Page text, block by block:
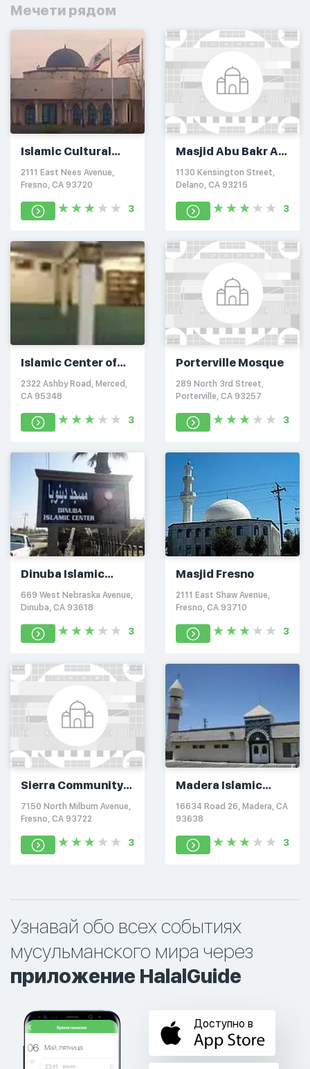
Мечети рядом
Islamic Cultural
Center of Fresno
2111 East Nees Avenue,
Fresno, CA 93720
3
Masjid Abu Bakr Al-
Siddiq
1130 Kensington Street,
Delano, CA 93215
3
Islamic Center of
Merced
2322 Ashby Road, Merced,
CA 95348
3
Porterville Mosque
289 North 3rd Street,
Porterville, CA 93257
3
Dinuba Islamic
Center
669 West Nebraska Avenue,
Dinuba, CA 93618
3
Masjid Fresno
2111 East Shaw Avenue,
Fresno, CA 93710
3
Sierra Community
Center
7150 North Milburn Avenue,
Fresno, CA 93722
3
Madera Islamic
Center
16634 Road 26, Madera, CA
93638
3
Узнавай обо всех событиях
мусульманского мира через
приложение HalalGuide
Доступно в